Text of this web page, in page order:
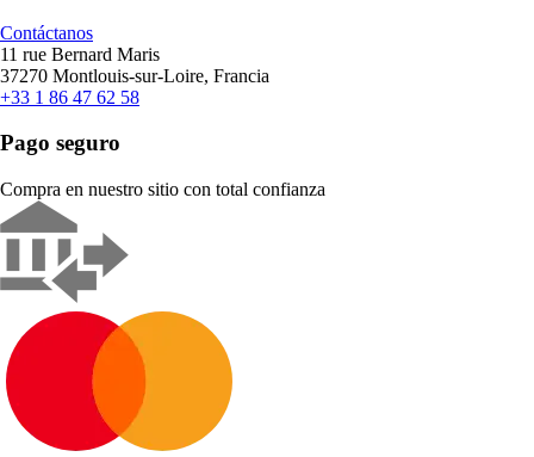
Contáctanos
11 rue Bernard Maris
37270 Montlouis-sur-Loire, Francia
+33 1 86 47 62 58
Pago seguro
Compra en nuestro sitio con total confianza